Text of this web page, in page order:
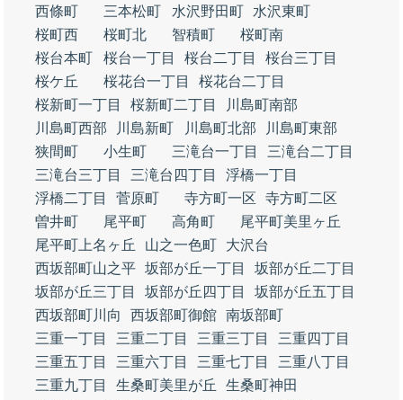
西條町
三本松町 水沢野田町
水沢東町
桜町西
桜町北 智積町
桜町南
桜台本町
桜台一丁目 桜台二丁目
桜台三丁目
桜ケ丘
桜花台一丁目
桜花台二丁目
桜新町一丁目
桜新町二丁目
川島町南部
川島町西部
川島新町 川島町北部
川島町東部
狭間町
小生町 三滝台一丁目
三滝台二丁目
三滝台三丁目
三滝台四丁目
浮橋一丁目
浮橋二丁目
菅原町 寺方町一区
寺方町二区
曽井町
尾平町 高角町
尾平町美里ヶ丘
尾平町上名ヶ丘
山之一色町
大沢台
西坂部町山之平 坂部が丘一丁目
坂部が丘二丁目
坂部が丘三丁目
坂部が丘四丁目
坂部が丘五丁目
西坂部町川向
西坂部町御館 南坂部町
三重一丁目
三重二丁目 三重三丁目
三重四丁目
三重五丁目
三重六丁目 三重七丁目
三重八丁目
三重九丁目
生桑町美里が丘
生桑町神田